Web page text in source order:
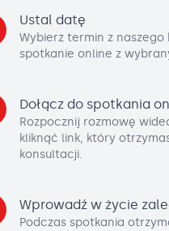
Ustal datę
Wybierz termin z
spotkanie online z
Dołącz do spotkania
Rozpocznij rozmowę
kliknąć link, który
konsultacji.
Wprowadź w życie
Podczas spotkania